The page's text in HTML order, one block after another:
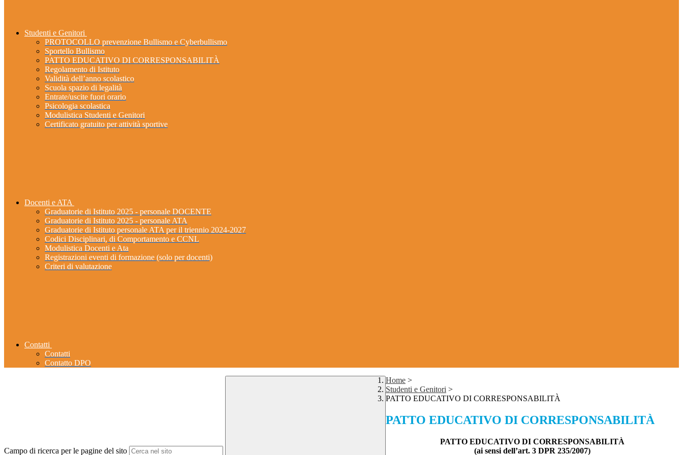
Studenti e Genitori
PROTOCOLLO prevenzione Bullismo e Cyberbullismo
Sportello Bullismo
PATTO EDUCATIVO DI CORRESPONSABILITÀ
Regolamento di Istituto
Validità dell’anno scolastico
Scuola spazio di legalità
Entrate/uscite fuori orario
Psicologia scolastica
Modulistica Studenti e Genitori
Certificato gratuito per attività sportive
Docenti e ATA
Graduatorie di Istituto 2025 - personale DOCENTE
Graduatorie di Istituto 2025 - personale ATA
Graduatorie di Istituto personale ATA per il triennio 2024-2027
Codici Disciplinari, di Comportamento e CCNL
Modulistica Docenti e Ata
Registrazioni eventi di formazione (solo per docenti)
Criteri di valutazione
Contatti
Contatti
Contatto DPO
Campo di ricerca per le pagine del sito
Home >
Studenti e Genitori >
PATTO EDUCATIVO DI CORRESPONSABILITÀ
PATTO EDUCATIVO DI CORRESPONSABILITÀ
PATTO EDUCATIVO DI CORRESPONSABILITÀ
(ai sensi dell’art. 3 DPR 235/2007)